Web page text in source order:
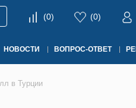
(0) (0)
НОВОСТИ ВОПРОС-ОТВЕТ
в Турции